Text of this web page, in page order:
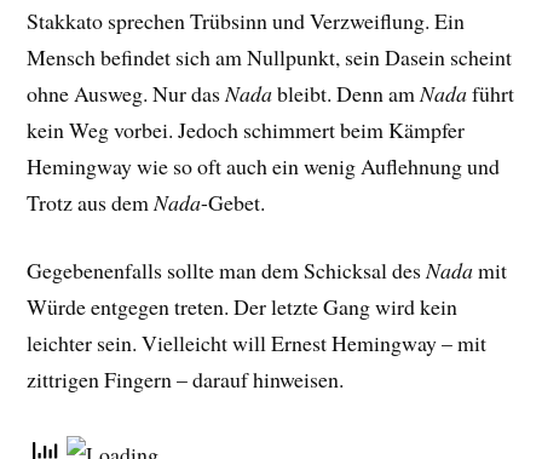
Stakkato sprechen Trübsinn und Verzweiflung. Ein
Mensch befindet sich am Nullpunkt, sein Dasein scheint
ohne Ausweg. Nur das Nadableibt. Denn am Nadaführt
kein Weg vorbei. Jedoch schimmert beim Kämpfer
Hemingway wie so oft auch ein wenig Auflehnung und
Trotz aus dem Nada-Gebet.
Gegebenenfalls sollte man dem Schicksal desNadamit
Würde entgegen treten. Der letzte Gang wird kein
leichter sein. Vielleicht will Ernest Hemingway – mit
zittrigen Fingern – darauf hinweisen.